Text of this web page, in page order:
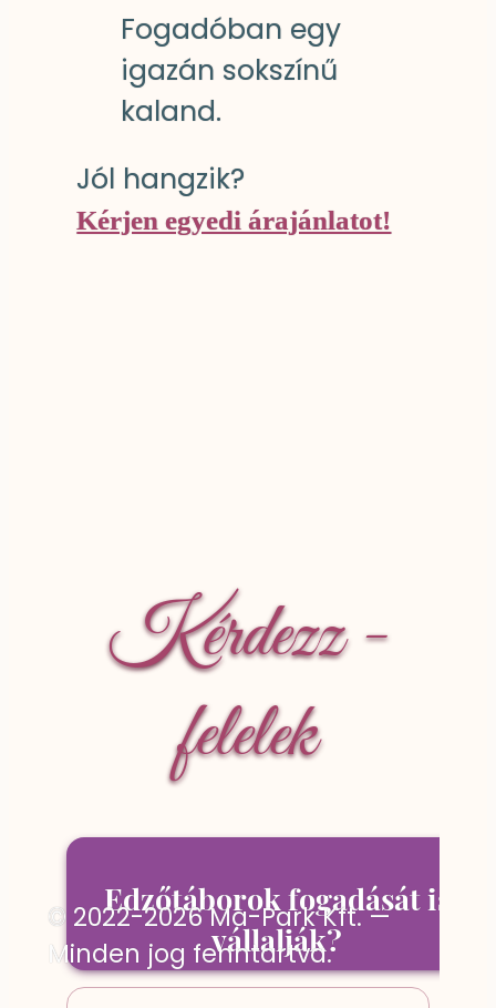
Fogadóban egy
igazán sokszínű
kaland.
Jól hangzik?
Kérjen egyedi árajánlatot!
Kérdezz -
felelek
Edzőtáborok fogadását is
vállalják?
© 2022-2026 Ma-Park Kft. —
Minden jog fenntartva.